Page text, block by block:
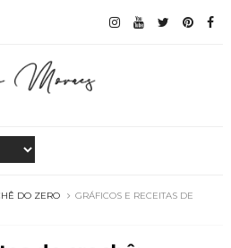
DO ZERO
GRÁFICOS E RECEITAS DE